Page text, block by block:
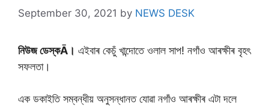
September 30, 2021 by NEWS DESK
নিউজ ডেস্কĀ। এইবাৰ কেচুঁ খান্দোতে ওলাল সাপ! নগাঁও আৰক্ষীৰ বৃহৎ
সফলতা।
এক ডকাইতি সম্বন্ধীয় অনুসন্ধানত যোৱা নগাঁও আৰক্ষীৰ এটা দলে